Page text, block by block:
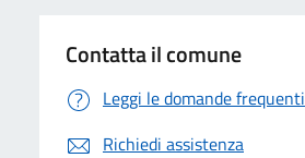
Contatta il comune
Leggi le domande frequenti
Richiedi assistenza